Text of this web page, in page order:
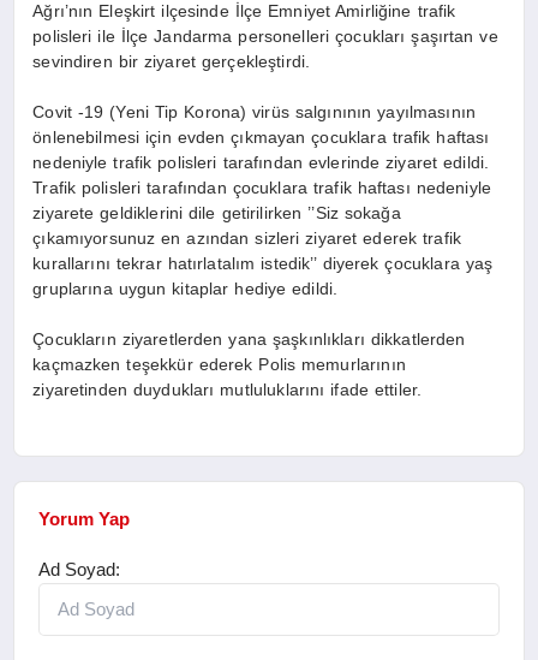
Ağrı’nın Eleşkirt ilçesinde İlçe Emniyet Amirliğine trafik
polisleri ile İlçe Jandarma personelleri çocukları şaşırtan ve
sevindiren bir ziyaret gerçekleştirdi.
Covit -19 (Yeni Tip Korona) virüs salgınının yayılmasının
önlenebilmesi için evden çıkmayan çocuklara trafik haftası
nedeniyle trafik polisleri tarafından evlerinde ziyaret edildi.
Trafik polisleri tarafından çocuklara trafik haftası nedeniyle
ziyarete geldiklerini dile getirilirken ’’Siz sokağa
çıkamıyorsunuz en azından sizleri ziyaret ederek trafik
kurallarını tekrar hatırlatalım istedik’’ diyerek çocuklara yaş
gruplarına uygun kitaplar hediye edildi.
Çocukların ziyaretlerden yana şaşkınlıkları dikkatlerden
kaçmazken teşekkür ederek Polis memurlarının
ziyaretinden duydukları mutluluklarını ifade ettiler.
Yorum Yap
Ad Soyad: